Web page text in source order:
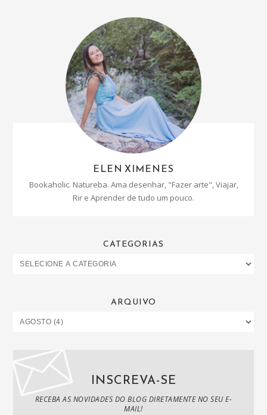
ELEN XIMENES
Bookaholic. Natureba. Ama desenhar, "Fazer arte", Viajar,
Rir e Aprender de tudo um pouco.
CATEGORIAS
ARQUIVO
INSCREVA-SE
RECEBA AS NOVIDADES DO BLOG DIRETAMENTE NO SEU E-
MAIL!